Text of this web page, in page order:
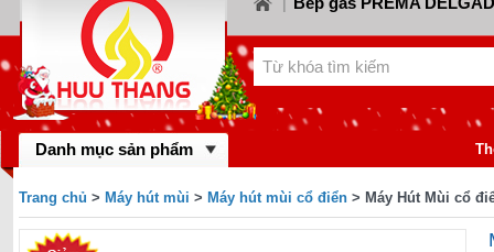
LORCA | Bếp gas CANZY |
KIWA | Bếp gas FABER
BINOVA Bếp gas MASTER
Bếp gas
BLUESTAR | Bếp gas
Danh mục sản phẩm
Trang chủ > Máy hút mùi > Máy hút mùi cổ điển > Máy Hút Mùi cổ